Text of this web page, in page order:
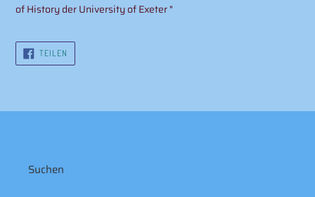
of History der University of Exeter "
TEILEN
TEILEN
Suchen